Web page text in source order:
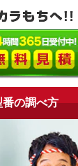
番の調べ方